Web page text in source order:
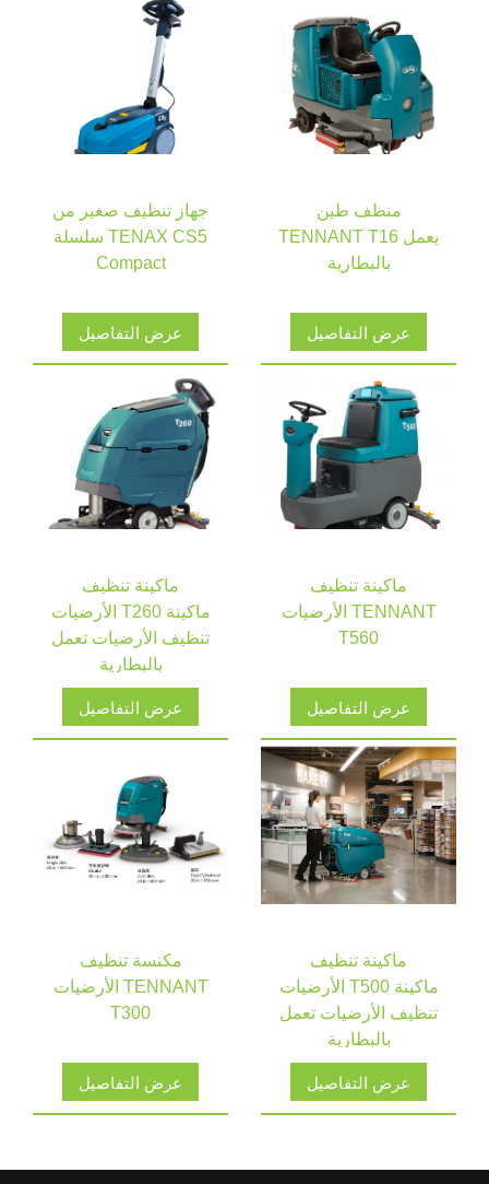
جهاز تنظيف صغير من
سلسلة TENAX CS5
Compact
عرض التفاصيل
منظف طين
TENNANT T16 يعمل
بالبطارية
عرض التفاصيل
ماكينة تنظيف
الأرضيات T260 ماكينة
تنظيف الأرضيات تعمل
بالبطارية
عرض التفاصيل
ماكينة تنظيف
الأرضيات TENNANT
T560
عرض التفاصيل
مكنسة تنظيف
الأرضيات TENNANT
T300
عرض التفاصيل
ماكينة تنظيف
الأرضيات T500 ماكينة
تنظيف الأرضيات تعمل
بالبطارية
عرض التفاصيل